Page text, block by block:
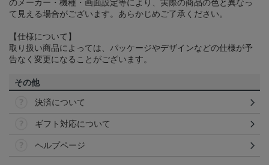
のメーカー・機種・画面設定等により、実際の商品の色と異なっ
て見える場合がございます。あらかじめご了承ください。
【仕様について】
取り扱い商品によっては、パッケージやデザインなどの仕様が予
告なく変更になることがございます。
その他
決済について
ギフト対応について
ヘルプページ